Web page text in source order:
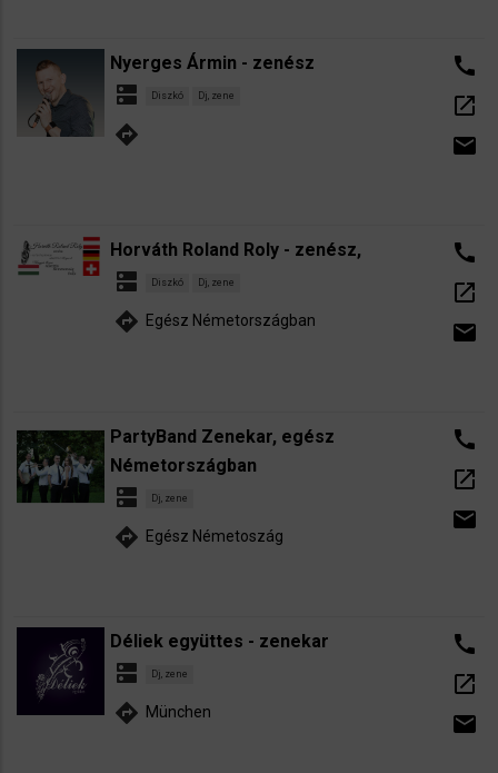
Nyerges Ármin - zenész
dns Diszkó Dj, zene
directions
call
open_in_new
email
Horváth Roland Roly - zenész,
dns Diszkó Dj, zene
directions Egész Németországban
call
open_in_new
email
PartyBand Zenekar, egész
Németországban
dns Dj, zene
directions Egész Németoszág
call
open_in_new
email
Déliek együttes - zenekar
dns Dj, zene
directions München
call
open_in_new
email